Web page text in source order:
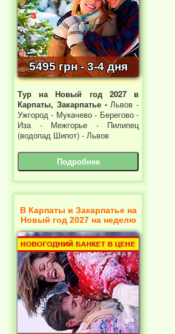
5495 грн - 3-4 дня
Тур на Новый год 2027 в
Карпаты, Закарпатье -Львов -
Ужгород - Мукачево - Берегово -
Иза - Межгорье - Пилипец
(водопад Шипот) - Львов
Подробнее
В Карпаты и Закарпатье на
Новый год 2027 на неделю